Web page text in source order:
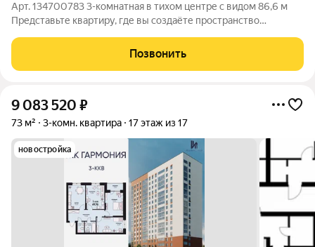
Арт. 134700783 3-комнатная в тихом центре с видом 86,6 м
Представьте квартиру, где вы создаёте пространство
редкий вариант, где потенциал чувствуется с первых минут.
Локация Квартира
Позвонить
9 083 520 ₽
73 м² 3-комн. квартира 17 этаж из 17
новостройка